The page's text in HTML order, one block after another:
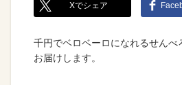
Xでシェア
千円でベロベーロになれるせん
お届けします。